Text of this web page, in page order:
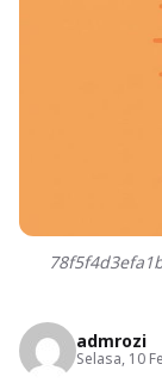
admrozi
Selasa, 10